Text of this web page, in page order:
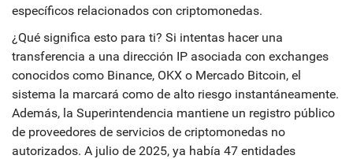
específicos relacionados con criptomonedas.
¿Qué significa esto para ti? Si intentas hacer una
transferencia a una dirección IP asociada con exchanges
conocidos como Binance, OKX o Mercado Bitcoin, el
sistema la marcará como de alto riesgo instantáneamente.
Además, la Superintendencia mantiene un registro público
de proveedores de servicios de criptomonedas no
autorizados. A julio de 2025, ya había 47 entidades